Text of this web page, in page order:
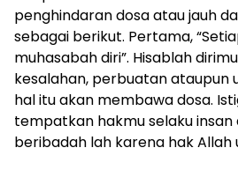
penghindaran dosa atau jauh
sebagai berikut. Pertama,
muhasabah diri”. Hisablah
kesalahan, perbuatan ataupun
hal itu akan membawa dosa.
tempatkan hakmu selaku
beribadah lah karena hak Allah